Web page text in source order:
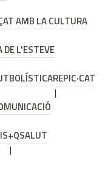
AMB LA CULTURA
DE L'ESTEVE
REPIC·CAT
+QSALUT